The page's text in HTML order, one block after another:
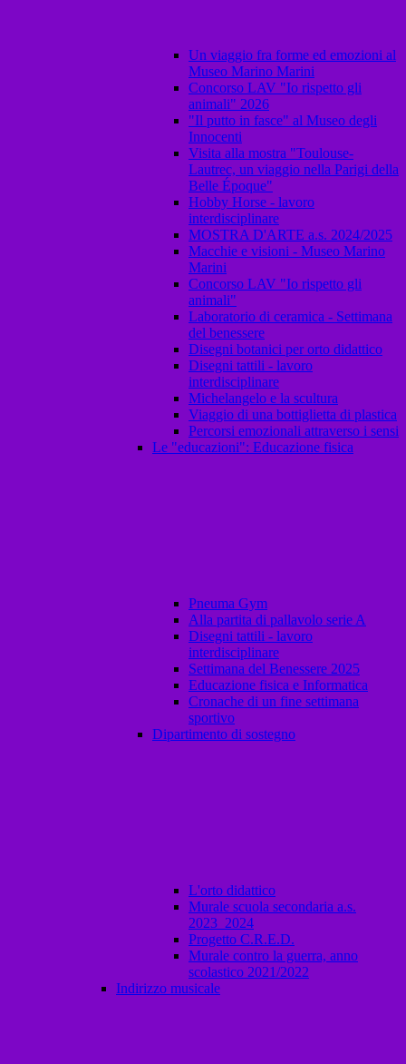
Un viaggio fra forme ed emozioni al
Museo Marino Marini
Concorso LAV "Io rispetto gli
animali" 2026
"Il putto in fasce" al Museo degli
Innocenti
Visita alla mostra "Toulouse-
Lautrec, un viaggio nella Parigi della
Belle Époque"
Hobby Horse - lavoro
interdisciplinare
MOSTRA D'ARTE a.s. 2024/2025
Macchie e visioni - Museo Marino
Marini
Concorso LAV "Io rispetto gli
animali"
Laboratorio di ceramica - Settimana
del benessere
Disegni botanici per orto didattico
Disegni tattili - lavoro
interdisciplinare
Michelangelo e la scultura
Viaggio di una bottiglietta di plastica
Percorsi emozionali attraverso i sensi
Le "educazioni": Educazione fisica
Pneuma Gym
Alla partita di pallavolo serie A
Disegni tattili - lavoro
interdisciplinare
Settimana del Benessere 2025
Educazione fisica e Informatica
Cronache di un fine settimana
sportivo
Dipartimento di sostegno
L'orto didattico
Murale scuola secondaria a.s.
2023_2024
Progetto C.R.E.D.
Murale contro la guerra, anno
scolastico 2021/2022
Indirizzo musicale